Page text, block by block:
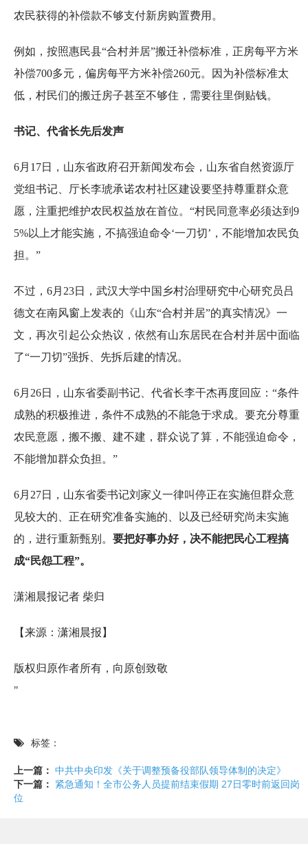
农民获得的补偿款不够支付新房购置费用。
例如，按照惠民县“合村并居”搬迁补偿标准，正房每平方米
补偿700多元，偏房每平方米补偿260元。因为补偿标准太
低，村民们的搬迁房子甚至不够住，需要往里倒贴钱。
书记、代省长先后发声
6月17日，山东省政府召开新闻发布会，山东省自然资源厅
党组书记、厅长李琥承诺农村社区建设要坚持尊重群众意
愿，注重把维护农民权益放在首位。“村民同意率必须达到9
5%以上才能实施，不搞强迫命令‘一刀切’，不能增加农民负
担。”
不过，6月23日，武汉大学中国乡村治理研究中心研究员吕
德文在南风窗上发表的《山东“合村并居”的真实情况》一
文，再次引起公众热议，依然有山东居民在合村并居中面临
了“一刀切”强拆、先拆后建的情况。
6月26日，山东省委副书记、代省长李干杰再度回应：“条件
成熟的积极推进，条件不成熟的不能急于求成。要充分尊重
农民意愿，搬不搬、建不建，群众说了算，不能强迫命令，
不能增加群众负担。”
6月27日，山东省委书记刘家义一律叫停正在实施但群众意
见较大的、正在研究准备实施的、以及已经研究尚未实施
的，进行重新甄别。 要把好事办好，决不能把民心工程搞
成“民怨工程”。
潇湘晨报记者 柴归
【来源：潇湘晨报】
版权归原作者所有，向原创致敬
"
标签：
上一篇： 中共中央印发《关于调整预备役部队领导体制的决定》
下一篇： 紧急通知！全市公务人员提前结束假期 27日零时前返回岗
位